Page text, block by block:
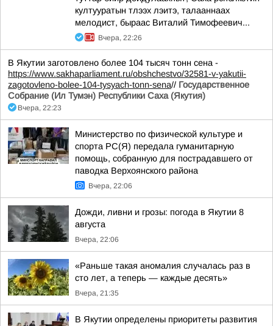
култууратын тлээх лэитэ, талааннаах
мелодист, быраас Виталий Тимофеевич...
Вчера, 22:26
В Якутии заготовлено более 104 тысяч тонн сена -
https://www.sakhaparliament.ru/obshchestvo/32581-v-yakutii-
zagotovleno-bolee-104-tysyach-tonn-sena// Государственное
Собрание (Ил Тумэн) Республики Саха (Якутия)
Вчера, 22:23
Министерство по физической культуре и
спорта РС(Я) передала гуманитарную
помощь, собранную для пострадавшего от
паводка Верхоянского района
Вчера, 22:06
Дожди, ливни и грозы: погода в Якутии 8
августа
Вчера, 22:06
«Раньше такая аномалия случалась раз в
сто лет, а теперь — каждые десять»
Вчера, 21:35
В Якутии определены приоритеты развития